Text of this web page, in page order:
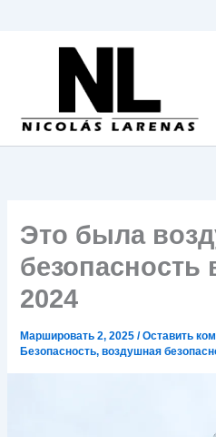
содержимому
Это была
безопасность
2024
Маршировать 2, 2025/Оставить
Безопасность,воздушная